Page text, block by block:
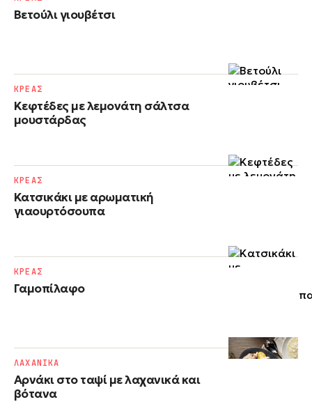
Βετούλι γιουβέτσι
Κεφτέδες με λεμονάτη σάλτσα
μουστάρδας
ΚΡΕΑΣ
Κατσικάκι με αρωματική
γιαουρτόσουπα
ΚΡΕΑΣ
Γαμοπίλαφο
ΚΡΕΑΣ
Αρνάκι στο ταψί με λαχανικά και
βότανα
ΛΑΧΑΝΙΚΑ